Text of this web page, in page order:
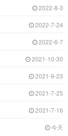
2022-8-3
2022-7-24
2022-6-7
2021-10-30
2021-9-23
2021-7-25
2021-7-16
今天